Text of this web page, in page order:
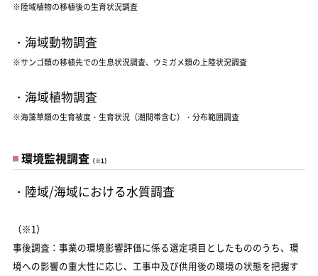
※陸域植物の移植後の生育状況調査
・海域動物調査
※サンゴ類の移植先での生息状況調査、ウミガメ類の上陸状況調査
・海域植物調査
※海藻草類の生育被度・生育状況（潮間帯含む）・分布範囲調査
環境監視調査（※1）
・陸域/海域における水質調査
（※1）
事後調査：事業の環境影響評価に係る選定項目としたもののうち、環
境への影響の重大性に応じ、工事中及び供用後の環境の状態を把握す